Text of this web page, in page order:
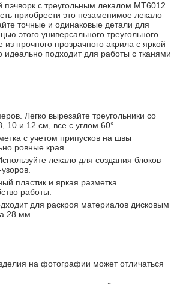
пэчворк с треугольным лекалом MT6012.
приобрести это незаменимое лекало
точные и одинаковые детали для
этого универсального треугольного
из прочного прозрачного акрила с яркой
идеально подходит для работы с тканями
Легко вырезайте треугольники со
10 и 12 см, все с углом 60°.
с учетом припусков на швы
ровные края.
лекало для создания блоков
пластик и яркая разметка
работы.
для раскроя материалов дисковым
28 мм.
на фотографии может отличаться